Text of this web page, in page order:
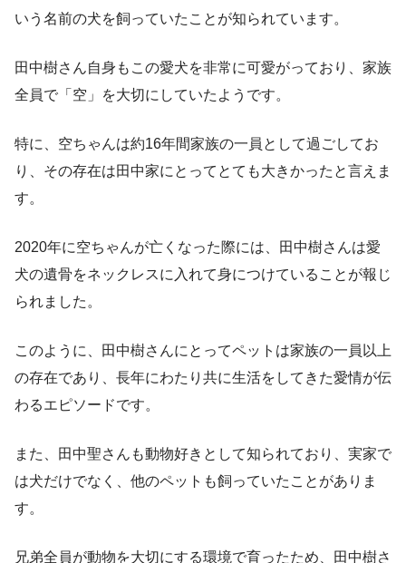
いう名前の犬を飼っていたことが知られています。
田中樹さん自身もこの愛犬を非常に可愛がっており、家族
全員で「空」を大切にしていたようです。
特に、空ちゃんは約16年間家族の一員として過ごしてお
り、その存在は田中家にとってとても大きかったと言えま
す。
2020年に空ちゃんが亡くなった際には、田中樹さんは愛
犬の遺骨をネックレスに入れて身につけていることが報じ
られました。
このように、田中樹さんにとってペットは家族の一員以上
の存在であり、長年にわたり共に生活をしてきた愛情が伝
わるエピソードです。
また、田中聖さんも動物好きとして知られており、実家で
は犬だけでなく、他のペットも飼っていたことがありま
す。
兄弟全員が動物を大切にする環境で育ったため、田中樹さ